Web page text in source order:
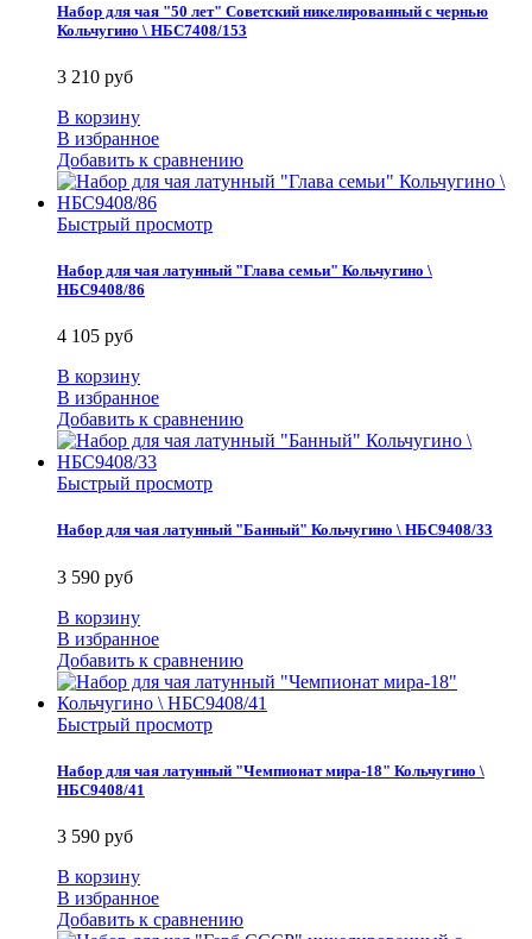
Набор для чая "50 лет" Советский никелированный с чернью
Кольчугино \ НБС7408/153
3 210 руб
В корзину
В избранное
Добавить к сравнению
Быстрый просмотр
Набор для чая латунный "Глава семьи" Кольчугино \
НБС9408/86
4 105 руб
В корзину
В избранное
Добавить к сравнению
Быстрый просмотр
Набор для чая латунный "Банный" Кольчугино \ НБС9408/33
3 590 руб
В корзину
В избранное
Добавить к сравнению
Быстрый просмотр
Набор для чая латунный "Чемпионат мира-18" Кольчугино \
НБС9408/41
3 590 руб
В корзину
В избранное
Добавить к сравнению